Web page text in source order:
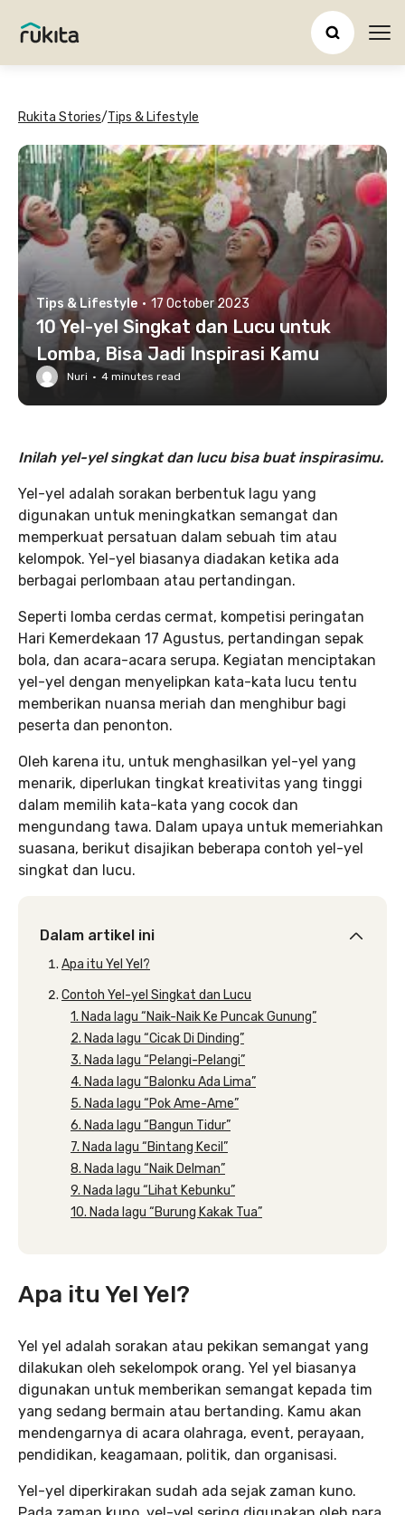
Rukita Stories/Tips & Lifestyle
Tips & Lifestyle · 17 October 2023
10 Yel-yel Singkat dan Lucu untuk
Lomba, Bisa Jadi Inspirasi Kamu
Nuri · 4 minutes read
Inilah yel-yel singkat dan lucu bisa buat inspirasimu.
Yel-yel adalah sorakan berbentuk lagu yang
digunakan untuk meningkatkan semangat dan
memperkuat persatuan dalam sebuah tim atau
kelompok. Yel-yel biasanya diadakan ketika ada
berbagai perlombaan atau pertandingan.
Seperti lomba cerdas cermat, kompetisi peringatan
Hari Kemerdekaan 17 Agustus, pertandingan sepak
bola, dan acara-acara serupa. Kegiatan menciptakan
yel-yel dengan menyelipkan kata-kata lucu tentu
memberikan nuansa meriah dan menghibur bagi
peserta dan penonton.
Oleh karena itu, untuk menghasilkan yel-yel yang
menarik, diperlukan tingkat kreativitas yang tinggi
dalam memilih kata-kata yang cocok dan
mengundang tawa. Dalam upaya untuk memeriahkan
suasana, berikut disajikan beberapa contoh yel-yel
singkat dan lucu.
Dalam artikel ini
Apa itu Yel Yel?
Contoh Yel-yel Singkat dan Lucu
1. Nada lagu “Naik-Naik Ke Puncak Gunung”
2. Nada lagu “Cicak Di Dinding”
3. Nada lagu “Pelangi-Pelangi”
4. Nada lagu “Balonku Ada Lima”
5. Nada lagu “Pok Ame-Ame”
6. Nada lagu “Bangun Tidur”
7. Nada lagu “Bintang Kecil”
8. Nada lagu “Naik Delman”
9. Nada lagu “Lihat Kebunku”
10. Nada lagu “Burung Kakak Tua”
Apa itu Yel Yel?
Yel yel adalah sorakan atau pekikan semangat yang
dilakukan oleh sekelompok orang. Yel yel biasanya
digunakan untuk memberikan semangat kepada tim
yang sedang bermain atau bertanding. Kamu akan
mendengarnya di acara olahraga, event, perayaan,
pendidikan, keagamaan, politik, dan organisasi.
Yel-yel diperkirakan sudah ada sejak zaman kuno.